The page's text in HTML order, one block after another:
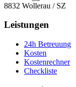
8832 Wollerau / SZ
Leistungen
24h Betreuung
Kosten
Kostenrechner
Checkliste